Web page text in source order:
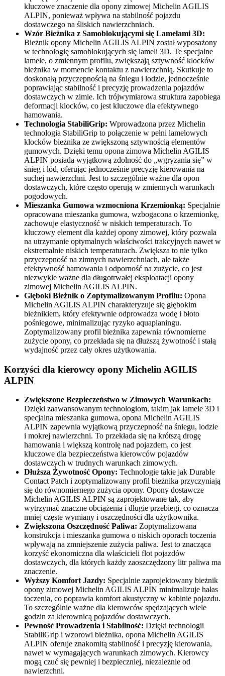
kluczowe znaczenie dla opony zimowej Michelin AGILIS
ALPIN, ponieważ wpływa na stabilność pojazdu
dostawczego na śliskich nawierzchniach.
Wzór Bieżnika z Samoblokującymi się Lamelami 3D:
Bieżnik opony Michelin AGILIS ALPIN został wyposażony
w technologię samoblokujących się lameli 3D. Te specjalne
lamele, o zmiennym profilu, zwiększają sztywność klocków
bieżnika w momencie kontaktu z nawierzchnią. Skutkuje to
doskonałą przyczepnością na śniegu i lodzie, jednocześnie
poprawiając stabilność i precyzję prowadzenia pojazdów
dostawczych w zimie. Ich trójwymiarowa struktura zapobiega
deformacji klocków, co jest kluczowe dla efektywnego
hamowania.
Technologia StabiliGrip: Wprowadzona przez Michelin
technologia StabiliGrip to połączenie w pełni lamelowych
klocków bieżnika ze zwiększoną sztywnością elementów
gumowych. Dzięki temu opona zimowa Michelin AGILIS
ALPIN posiada wyjątkową zdolność do „wgryzania się” w
śnieg i lód, oferując jednocześnie precyzję kierowania na
suchej nawierzchni. Jest to szczególnie ważne dla opon
dostawczych, które często operują w zmiennych warunkach
pogodowych.
Mieszanka Gumowa wzmocniona Krzemionką: Specjalnie
opracowana mieszanka gumowa, wzbogacona o krzemionkę,
zachowuje elastyczność w niskich temperaturach. To
kluczowy element dla każdej opony zimowej, który pozwala
na utrzymanie optymalnych właściwości trakcyjnych nawet w
ekstremalnie niskich temperaturach. Zwiększa to nie tylko
przyczepność na zimnych nawierzchniach, ale także
efektywność hamowania i odporność na zużycie, co jest
niezwykle ważne dla długotrwałej eksploatacji opony
zimowej Michelin AGILIS ALPIN.
Głęboki Bieżnik o Zoptymalizowanym Profilu: Opona
Michelin AGILIS ALPIN charakteryzuje się głębokim
bieżnikiem, który efektywnie odprowadza wodę i błoto
pośniegowe, minimalizując ryzyko aquaplaningu.
Zoptymalizowany profil bieżnika zapewnia równomierne
zużycie opony, co przekłada się na dłuższą żywotność i stałą
wydajność przez cały okres użytkowania.
Korzyści dla kierowcy opony Michelin AGILIS
ALPIN
Zwiększone Bezpieczeństwo w Zimowych Warunkach:
Dzięki zaawansowanym technologiom, takim jak lamele 3D i
specjalna mieszanka gumowa, opona Michelin AGILIS
ALPIN zapewnia wyjątkową przyczepność na śniegu, lodzie
i mokrej nawierzchni. To przekłada się na krótszą drogę
hamowania i większą kontrolę nad pojazdem, co jest
kluczowe dla bezpieczeństwa kierowców pojazdów
dostawczych w trudnych warunkach zimowych.
Dłuższa Żywotność Opony: Technologie takie jak Durable
Contact Patch i zoptymalizowany profil bieżnika przyczyniają
się do równomiernego zużycia opony. Opony dostawcze
Michelin AGILIS ALPIN są zaprojektowane tak, aby
wytrzymać znaczne obciążenia i długie przebiegi, co oznacza
mniej częste wymiany i oszczędności dla użytkownika.
Zwiększona Oszczędność Paliwa: Zoptymalizowana
konstrukcja i mieszanka gumowa o niskich oporach toczenia
wpływają na zmniejszenie zużycia paliwa. Jest to znacząca
korzyść ekonomiczna dla właścicieli flot pojazdów
dostawczych, dla których każdy zaoszczędzony litr paliwa ma
znaczenie.
Wyższy Komfort Jazdy: Specjalnie zaprojektowany bieżnik
opony zimowej Michelin AGILIS ALPIN minimalizuje hałas
toczenia, co poprawia komfort akustyczny w kabinie pojazdu.
To szczególnie ważne dla kierowców spędzających wiele
godzin za kierownicą pojazdów dostawczych.
Pewność Prowadzenia i Stabilność: Dzięki technologii
StabiliGrip i wzorowi bieżnika, opona Michelin AGILIS
ALPIN oferuje znakomitą stabilność i precyzję kierowania,
nawet w wymagających warunkach zimowych. Kierowcy
mogą czuć się pewniej i bezpieczniej, niezależnie od
nawierzchni.